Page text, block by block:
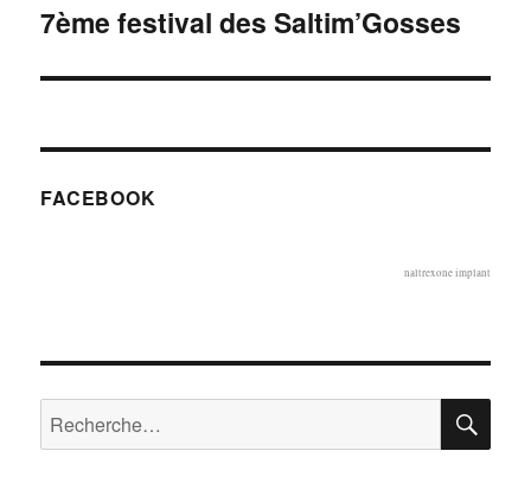
Publication
7ème festival des Saltim’Gosses
FACEBOOK
naltrexone implant
Recherche
pour :